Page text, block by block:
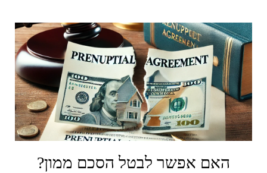
האם אפשר לבטל הסכם ממון?